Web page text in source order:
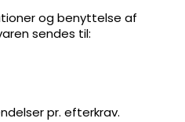
og benyttelse af
sendes til:
pr. efterkrav.